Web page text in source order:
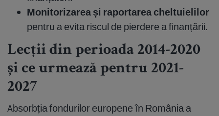
Monitorizarea și raportarea cheltuielilor
pentru a evita riscul de pierdere a finanțării.
Lecții din perioada 2014-2020
și ce urmează pentru 2021-
2027
Absorbția fondurilor europene în România a